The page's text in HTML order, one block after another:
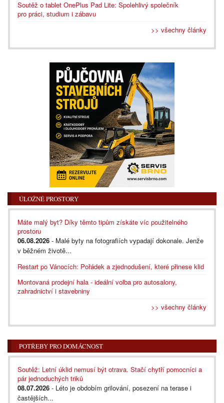
Soutěž o tablet OnePlus Pad Lite: Spolehlivý společník
pro práci, studium i zábavu
>> všechny články
ÚLOŽNÉ PROSTORY
Máte malý byt? Díky těmto tipům získáte víc použitelného
prostoru
06.08.2026 - Malé byty na fotografiích vypadají dokonale. Jenže
v běžném životě...
Restart po Vánocích: Pořádek a zjednodušení, které přinese klid
Montovaná prodejní hala - ideální volba pro autosalony,
zahradnictví i stavebniny
>> všechny články
POTŘEBY PRO DOMÁCNOST
Soutěž: Letní úklid nemusí být otrava. Stačí chytří pomocníci a
pár jednoduchých triků
08.07.2026 - Léto je obdobím grilování, posezení na terase i
častějších...